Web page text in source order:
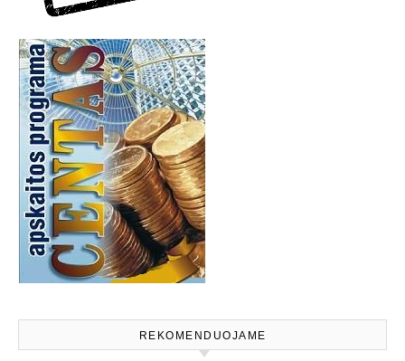
REKOMENDUOJAME